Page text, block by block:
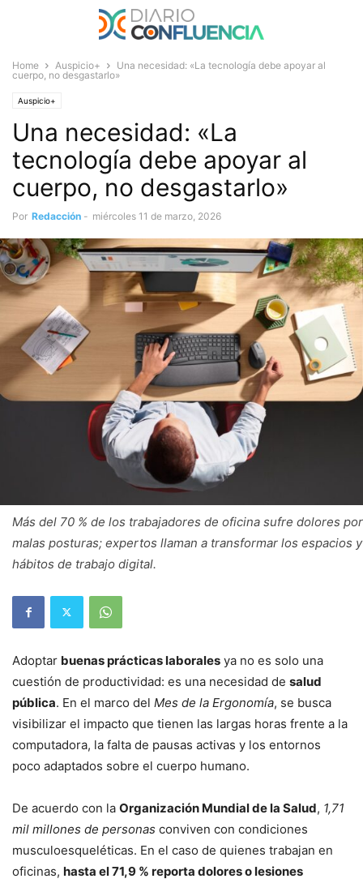
Home Auspicio+
Una necesidad: «La tecnología debe apoyar al
cuerpo, no desgastarlo»
Auspicio+
Una necesidad: «La
tecnología debe apoyar al
cuerpo, no desgastarlo»
Por Redacción - miércoles 11 de marzo, 2026
Más del 70 % de los trabajadores de oficina sufre dolores por
malas posturas; expertos llaman a transformar los espacios y
hábitos de trabajo digital.
Adoptar buenas prácticas laborales ya no es solo una
cuestión de productividad: es una necesidad de salud
pública. En el marco del Mes de la Ergonomía, se busca
visibilizar el impacto que tienen las largas horas frente a la
computadora, la falta de pausas activas y los entornos
poco adaptados sobre el cuerpo humano.
De acuerdo con la Organización Mundial de la Salud, 1,71
mil millones de personas conviven con condiciones
musculoesqueléticas. En el caso de quienes trabajan en
oficinas, hasta el 71,9 % reporta dolores o lesiones